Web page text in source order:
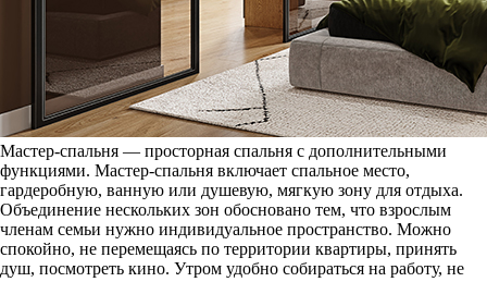
Мастер-спальня — просторная спальня с дополнительными
функциями. Мастер-спальня включает спальное место,
гардеробную, ванную или душевую, мягкую зону для отдыха.
Объединение нескольких зон обосновано тем, что взрослым
членам семьи нужно индивидуальное пространство. Можно
спокойно, не перемещаясь по территории квартиры, принять
душ, посмотреть кино. Утром удобно собираться на работу, не